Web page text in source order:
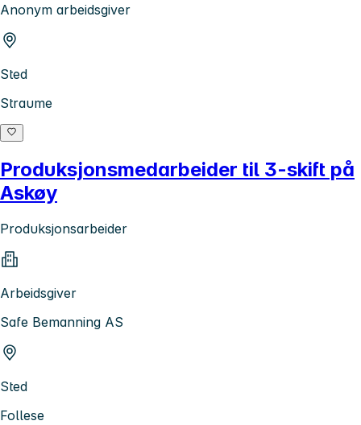
Anonym arbeidsgiver
Sted
Straume
Produksjonsmedarbeider til 3-skift på
Askøy
Produksjonsarbeider
Arbeidsgiver
Safe Bemanning AS
Sted
Follese